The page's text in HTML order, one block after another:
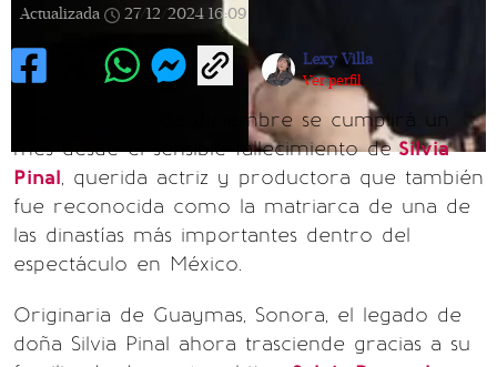
Actualizada
27/12/2024 16:09
Lexy Villa
Ver perfil
El próximo 28 de diciembre se cumplirá un
mes desde el sensible fallecimiento deSilvia
Pinal, querida actriz y productora que también
fue reconocida como la matriarca de una de
las dinastías más importantes dentro del
espectáculo en México.
Originaria de Guaymas, Sonora, el legado de
doña Silvia Pinal ahora trasciende gracias a su